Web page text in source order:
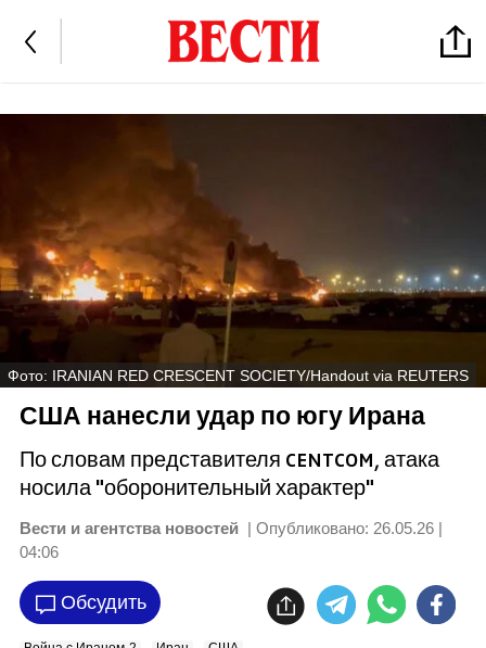
Фото: IRANIAN RED CRESCENT SOCIETY/Handout via REUTERS
США нанесли удар по югу Ирана
По словам представителя CENTCOM, атака
носила "оборонительный характер"
Вести и агентства новостей | Опубликовано: 26.05.26 |
04:06
Обсудить